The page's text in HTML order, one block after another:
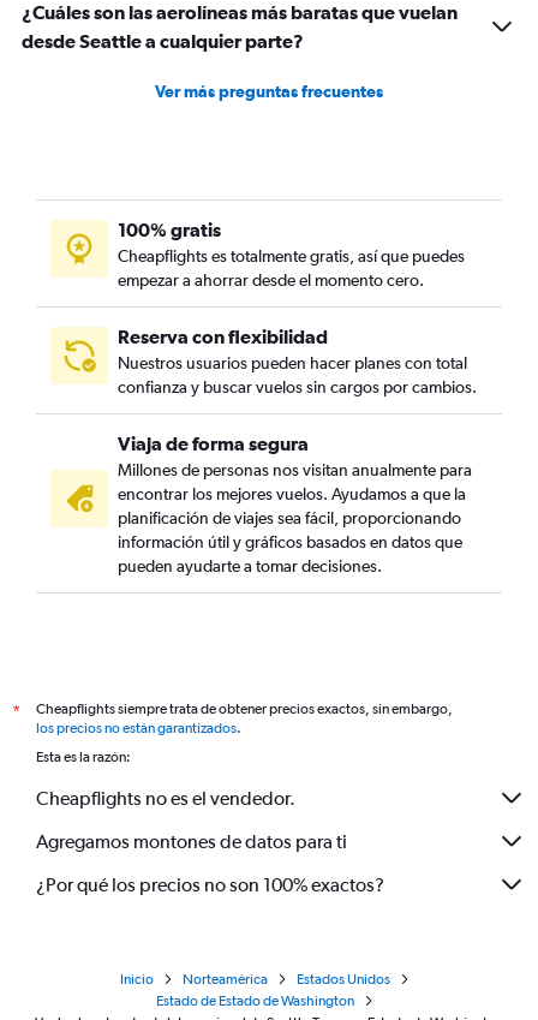
¿Cuáles son las aerolíneas más baratas que vuelan
desde Seattle a cualquier parte?
Ver más preguntas frecuentes
100% gratis
Cheapflights es totalmente gratis, así que puedes
empezar a ahorrar desde el momento cero.
Reserva con flexibilidad
Nuestros usuarios pueden hacer planes con total
confianza y buscar vuelos sin cargos por cambios.
Viaja de forma segura
Millones de personas nos visitan anualmente para
encontrar los mejores vuelos. Ayudamos a que la
planificación de viajes sea fácil, proporcionando
información útil y gráficos basados en datos que
pueden ayudarte a tomar decisiones.
*
Cheapflights siempre trata de obtener precios exactos, sin embargo,
los precios no están garantizados.
Esta es la razón:
Cheapflights no es el vendedor.
Agregamos montones de datos para ti
¿Por qué los precios no son 100% exactos?
Inicio Norteamérica
Estados Unidos
Estado de Estado de Washington